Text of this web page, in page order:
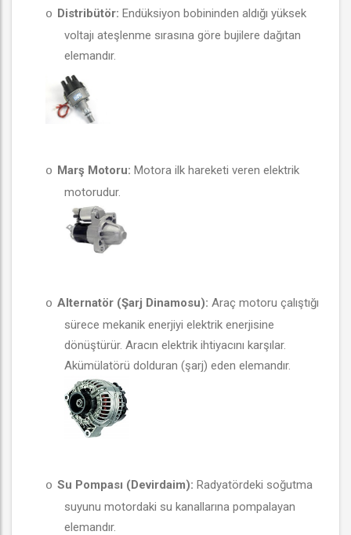
o Distribütör: Endüksiyon bobininden aldığı yüksek
voltajı ateşlenme sırasına göre bujilere dağıtan
elemandır.
o Marş Motoru: Motora ilk hareketi veren elektrik
motorudur.
o Alternatör (Şarj Dinamosu):Araç motoru çalıştığı
sürece mekanik enerjiyi elektrik enerjisine
dönüştürür. Aracın elektrik ihtiyacını karşılar.
Akümülatörü dolduran (şarj) eden elemandır.
o Su Pompası (Devirdaim): Radyatördeki soğutma
suyunu motordaki su kanallarına pompalayan
elemandır.